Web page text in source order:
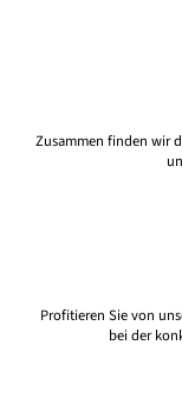
Zusammen finden wir
Profitieren Sie von
bei der